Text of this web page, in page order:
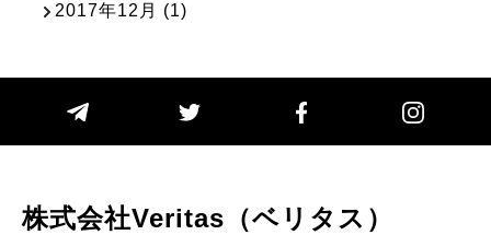
2017年12月 (1)
株式会社Veritas（ベリタス）